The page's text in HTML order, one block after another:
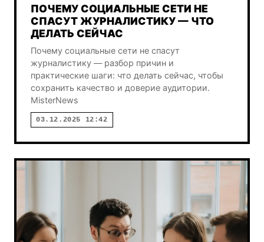
ПОЧЕМУ СОЦИАЛЬНЫЕ СЕТИ НЕ
СПАСУТ ЖУРНАЛИСТИКУ — ЧТО
ДЕЛАТЬ СЕЙЧАС
Почему социальные сети не спасут
журналистику — разбор причин и
практические шаги: что делать сейчас, чтобы
сохранить качество и доверие аудитории.
MisterNews
03.12.2025 12:42